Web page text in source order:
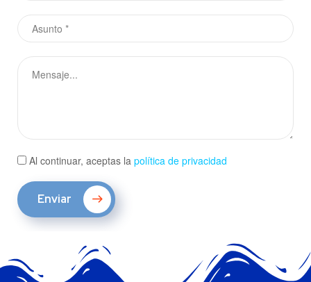
Al continuar, aceptas la política de privacidad
Enviar